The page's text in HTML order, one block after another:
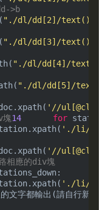
>b
"./dl/dd[2]/text()"
"./dl/dd[3]/text()"
"./dl/dd[4]/text()"
"./dl/dd[5]/
'//
塊14 for
'./li/a/
'//
相應的div塊
'./li/a/
文字都輸出(請自行新增